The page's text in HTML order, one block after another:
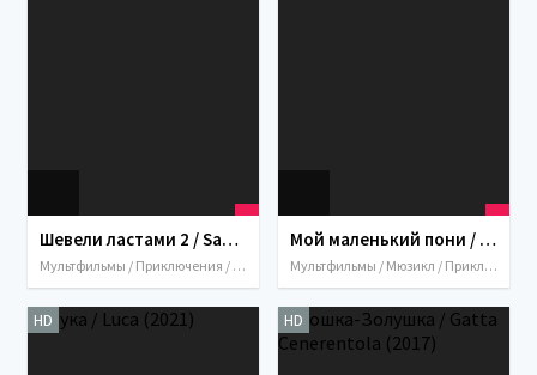
Шевели ластами 2 / Sammy's avonturen 2 (2012)
Мультфильмы / Приключения / Семейный / США / Италия / Франция / 2012
Мой маленький пони / My Little Pony: The Movie (1986)
Мультфильмы / Мюзикл / Приключения / Семейный / Фэнтези / США / Италия / 1986
HD HD